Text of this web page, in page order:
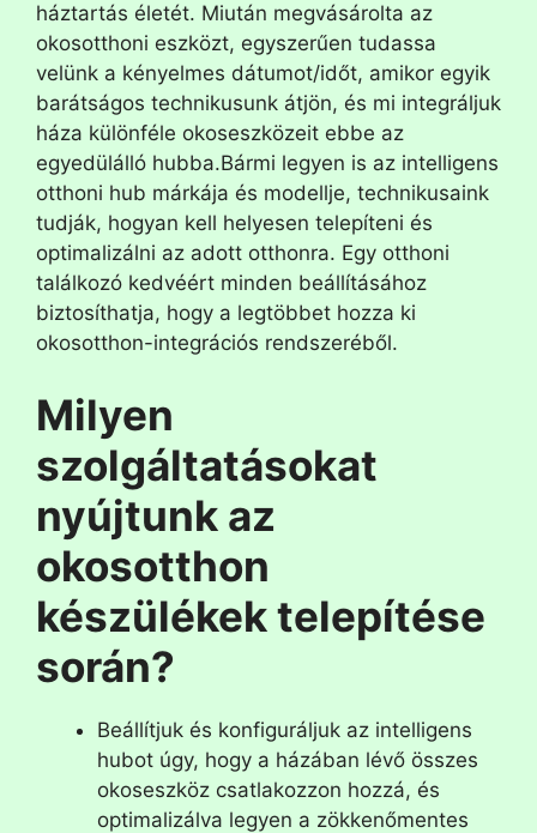
háztartás életét. Miután megvásárolta az
okosotthoni eszközt, egyszerűen tudassa
velünk a kényelmes dátumot/időt, amikor egyik
barátságos technikusunk átjön, és mi integráljuk
háza különféle okoseszközeit ebbe az
egyedülálló hubba.Bármi legyen is az intelligens
otthoni hub márkája és modellje, technikusaink
tudják, hogyan kell helyesen telepíteni és
optimalizálni az adott otthonra. Egy otthoni
találkozó kedvéért minden beállításához
biztosíthatja, hogy a legtöbbet hozza ki
okosotthon-integrációs rendszeréből.
Milyen
szolgáltatásokat
nyújtunk az
okosotthon
készülékek telepítése
során?
Beállítjuk és konfiguráljuk az intelligens
hubot úgy, hogy a házában lévő összes
okoseszköz csatlakozzon hozzá, és
optimalizálva legyen a zökkenőmentes